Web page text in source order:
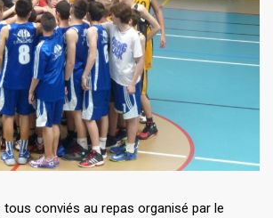
conviés au repas organisé par le